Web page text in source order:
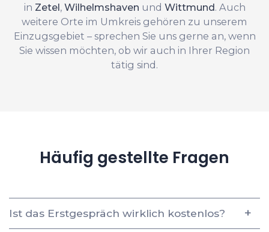
in Zetel, Wilhelmshaven und Wittmund. Auch
weitere Orte im Umkreis gehören zu unserem
Einzugsgebiet – sprechen Sie uns gerne an, wenn
Sie wissen möchten, ob wir auch in Ihrer Region
tätig sind.
Häufig gestellte Fragen
Ist das Erstgespräch wirklich kostenlos?